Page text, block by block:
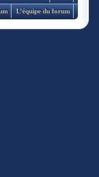
L’équipe du forum